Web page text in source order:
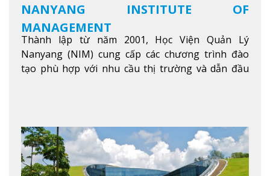
NANYANG INSTITUTE OF
MANAGEMENT
Thành lập từ năm 2001, Học Viện Quản Lý
Nanyang (NIM) cung cấp các chương trình đào
tạo phù hợp với nhu cầu thị trường và dẫn đầu
học tập và nghiên cứu chất lượng nhằm nâng cao
kỹ năng, kiến thức và năng lực của sinh viên và các
đối tác của trườngXem thêm